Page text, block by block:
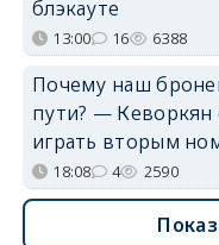
блэкауте
13:00 16 6388
Почему наш
пути? — Кеворкян
играть вторым
18:08 4 2590